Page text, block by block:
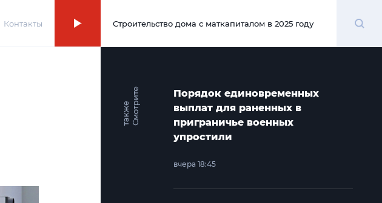
Контакты 00:00
Строительство дома с маткапиталом в 2025 году
С
м
о
т
р и
т
е
т
а
к
ж
е
Порядок единовременных
выплат для раненных в
приграничье военных
упростили
вчера 18:45